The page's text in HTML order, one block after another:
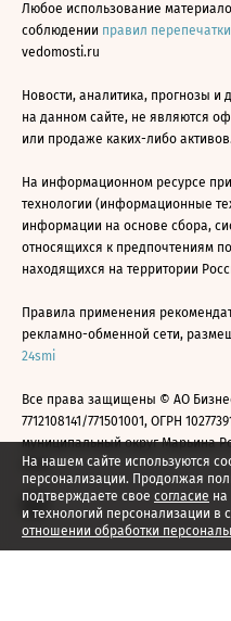
На нашем сайте используются
персонализации. Продолжая
подтверждаете свое согласие на
и технологий персонализации в
отношении обработки
Любое использование
соблюдении правил перепечатки
vedomosti.ru
Новости, аналитика, прогнозы
на данном сайте, не являются
или продаже каких-либо
На информационном ресурсе
технологии (информационные
информации на основе сбора,
относящихся к предпочтениям
находящихся на территории
Правила применения
рекламно-обменной сети,
24smi
Все права защищены © АО
7712108141/771501001, ОГРН
муниципальный округ Марьина
2026